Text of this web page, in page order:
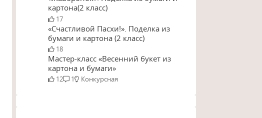
картона(2 класс)
17
«Счастливой Пасхи!». Поделка из
бумаги и картона (2 класс)
18
Мастер-класс «Весенний букет из
картона и бумаги»
12 1 Конкурсная